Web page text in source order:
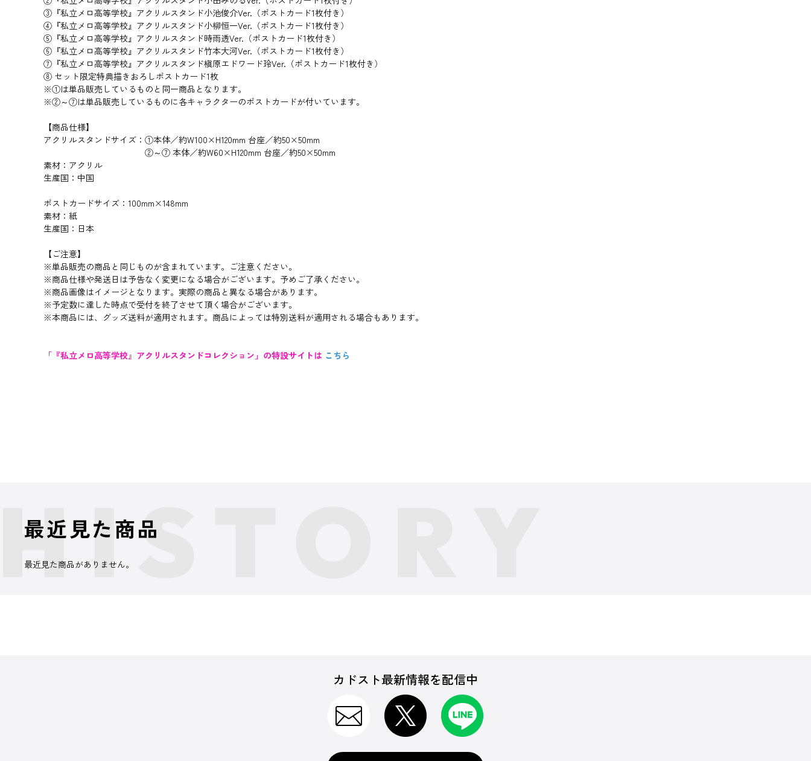
③『私立メロ高等学校』アクリルスタンド小池俊介Ver.（ポストカード1枚付き）
④『私立メロ高等学校』アクリルスタンド小柳恒一Ver.（ポストカード1枚付き）
⑤『私立メロ高等学校』アクリルスタンド時雨透Ver.（ポストカード1枚付き）
⑥『私立メロ高等学校』アクリルスタンド竹本大河Ver.（ポストカード1枚付き）
⑦『私立メロ高等学校』アクリルスタンド槇原エドワード玲Ver.（ポストカード1枚付き）
⑧ セット限定特典描きおろしポストカード1枚
※①は単品販売しているものと同一商品となります。
※②～⑦は単品販売しているものに各キャラクターのポストカードが付いています。
【商品仕様】
アクリルスタンドサイズ： ①本体／約W100×H120mm 台座／約50×50mm
②～⑦ 本体／約W60×H120mm 台座／約50×50mm
素材：アクリル
生産国：中国
ポストカードサイズ：100mm×148mm
素材：紙
生産国：日本
【ご注意】
※単品販売の商品と同じものが含まれています。ご注意ください。
※商品仕様や発送日は予告なく変更になる場合がございます。予めご了承ください。
※商品画像はイメージとなります。実際の商品と異なる場合があります。
※予定数に達した時点で受付を終了させて頂く場合がございます。
※本商品には、グッズ送料が適用されます。商品によっては特別送料が適用される場合もあります。
「『私立メロ高等学校』アクリルスタンドコレクション」の特設サイトは こちら
最近見た商品
最近見た商品がありません。
カドスト最新情報を配信中